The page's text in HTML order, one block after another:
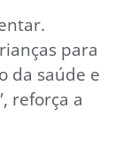
para
da saúde e
reforça a